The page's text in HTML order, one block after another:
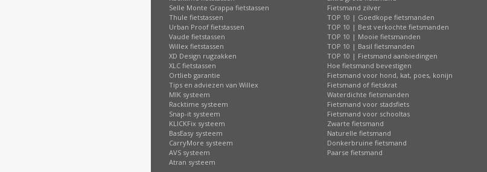
Selle Monte Grappa fietstassen
Thule fietstassen
Urban Proof fietstassen
Vaude fietstassen
Willex fietstassen
XD Design rugzakken
XLC fietstassen
Ortlieb garantie
Tips en adviezen van Willex
MIK systeem
Racktime systeem
Snap-it systeem
KLICKFix systeem
BasEasy systeem
CarryMore systeem
AVS systeem
Atran systeem
Fietsmand zilver
TOP 10 | Goedkope fietsmanden
TOP 10 | Best verkochte fietsmanden
TOP 10 | Mooie fietsmanden
TOP 10 | Basil fietsmanden
TOP 10 | Fietsmand aanbiedingen
Hoe fietsmand bevestigen
Fietsmand voor hond, kat, poes, konijn
Fietsmand of fietskrat
Waterdichte fietsmanden
Fietsmand voor stadsfiets
Fietsmand voor schooltas
Zwarte fietsmand
Naturelle fietsmand
Donkerbruine fietsmand
Paarse fietsmand